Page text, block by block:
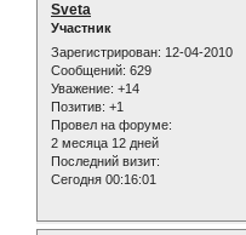
Sveta
Участник
Зарегистрирован: 12-04-2010
Сообщений: 629
Уважение: +14
Позитив: +1
Провел на форуме:
2 месяца 12 дней
Последний визит:
Сегодня 00:16:01